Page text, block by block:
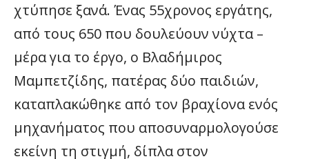
χτύπησε ξανά. Ένας 55χρονος εργάτης,
από τους 650 που δουλεύουν νύχτα –
μέρα για το έργο, ο Βλαδήμιρος
Μαμπετζίδης, πατέρας δύο παιδιών,
καταπλακώθηκε από τον βραχίονα ενός
μηχανήματος που αποσυναρμολογούσε
εκείνη τη στιγμή, δίπλα στον